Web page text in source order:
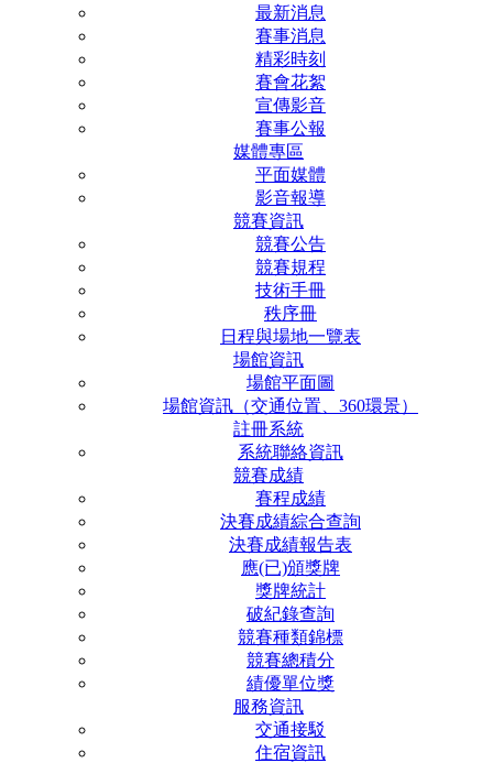
最新消息
賽事消息
精彩時刻
賽會花絮
宣傳影音
賽事公報
媒體專區
平面媒體
影音報導
競賽資訊
競賽公告
競賽規程
技術手冊
秩序冊
日程與場地一覽表
場館資訊
場館平面圖
場館資訊（交通位置、360環景）
註冊系統
系統聯絡資訊
競賽成績
賽程成績
決賽成績綜合查詢
決賽成績報告表
應(已)頒獎牌
獎牌統計
破紀錄查詢
競賽種類錦標
競賽總積分
績優單位獎
服務資訊
交通接駁
住宿資訊